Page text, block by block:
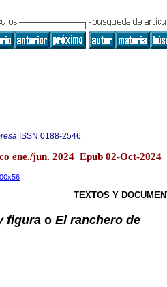
ISSN 0188-2546
ene./jun. 2024 Epub 02-Oct-2024
TEXTOS Y
figura o El ranchero de